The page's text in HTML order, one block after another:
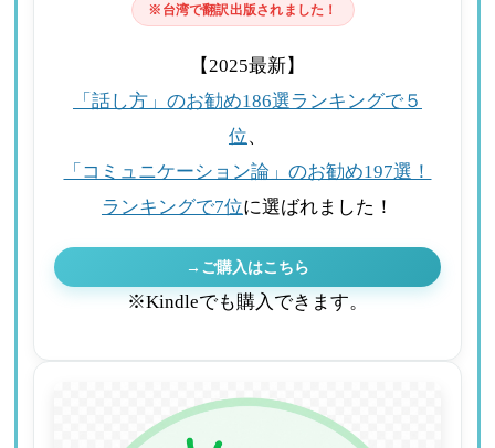
※台湾で翻訳出版されました！
【2025最新】
「話し方」のお勧め186選ランキングで５
位、
「コミュニケーション論」のお勧め197選！
ランキングで7位に選ばれました！
→ご購入はこちら
※Kindleでも購入できます。